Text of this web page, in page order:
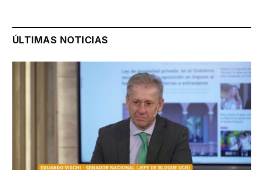
ÚLTIMAS NOTICIAS